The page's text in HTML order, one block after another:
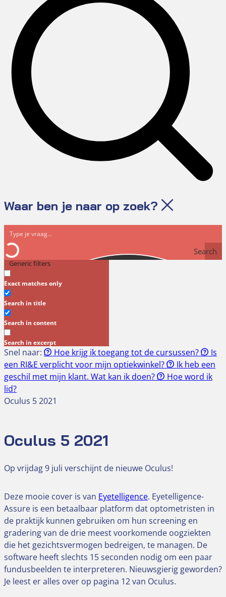
Waar ben je naar op zoek?
Search
Generic filters
Exact matches only
Search in title
Search in content
Search in excerpt
Snel naar: Hoe krijg ik toegang tot de cursussen?
Is
een RI&E verplicht voor mijn optiekwinkel?
Ik heb een
geschil met mijn klant. Wat kan ik doen?
Hoe word ik
lid?
Oculus 5 2021
Oculus 5 2021
Op vrijdag 9 juli verschijnt de nieuwe Oculus!
Deze mooie cover is van Eyetelligence. Eyetelligence-
Assure is een betaalbaar platform dat optometristen in
de praktijk kunnen gebruiken om hun screening en
gradering van de drie meest voorkomende oogziekten
die het gezichtsvermogen bedreigen, te managen. De
software heeft slechts 15 seconden nodig om een paar
fundusbeelden te interpreteren. Nieuwsgierig geworden?
Je leest er alles over op pagina 12 van Oculus.